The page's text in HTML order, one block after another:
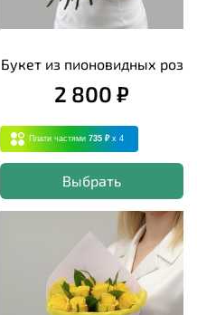
Букет из пионовидных роз
2 800 ₽
Плати частями 735 ₽ x 4
Выбрать